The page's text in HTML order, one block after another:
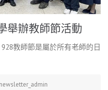
舉辦教師節活動
教師節是屬於所有老師的日
newsletter_admin